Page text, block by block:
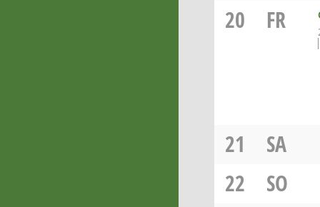
20
FR
21
SA
22
SO